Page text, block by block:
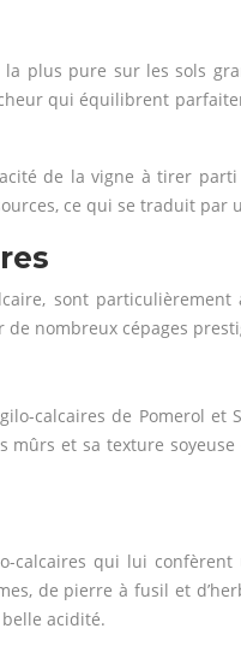
plus pure sur les sols
qui équilibrent
de la vigne à tirer
ce qui se traduit par
sont
nombreux cépages
calcaires de Pomerol
et sa texture
calcaires qui lui
de pierre à fusil et
belle acidité.